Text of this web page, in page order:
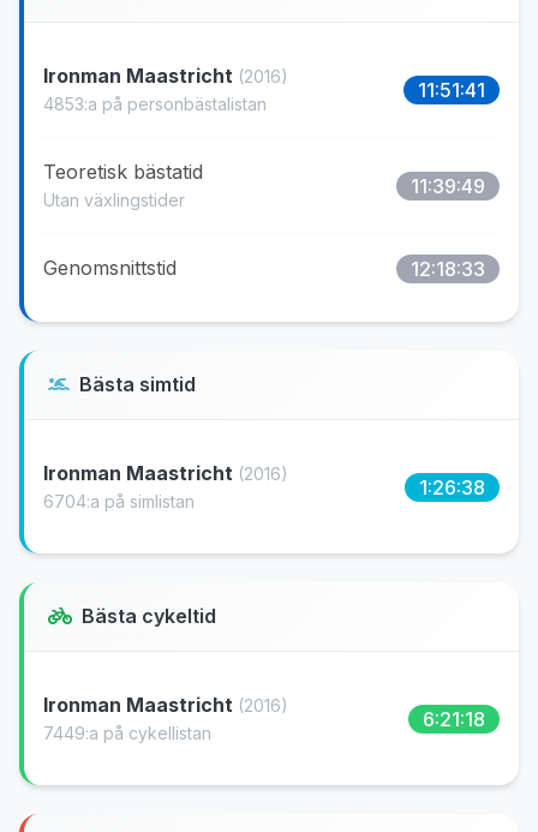
Ironman Maastricht (2016)
4853:a på personbästalistan
11:51:41
Teoretisk bästatid
Utan växlingstider
11:39:49
Genomsnittstid 12:18:33
Bästa simtid
Ironman Maastricht (2016)
6704:a på simlistan
1:26:38
Bästa cykeltid
Ironman Maastricht (2016)
7449:a på cykellistan
6:21:18